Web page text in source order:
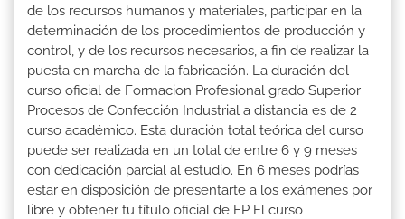
de los recursos humanos y materiales, participar en la
determinación de los procedimientos de producción y
control, y de los recursos necesarios, a fin de realizar la
puesta en marcha de la fabricación. La duración del
curso oficial de Formacion Profesional grado Superior
Procesos de Confección Industrial a distancia es de 2
curso académico. Esta duración total teórica del curso
puede ser realizada en un total de entre 6 y 9 meses
con dedicación parcial al estudio. En 6 meses podrías
estar en disposición de presentarte a los exámenes por
libre y obtener tu título oficial de FP El curso